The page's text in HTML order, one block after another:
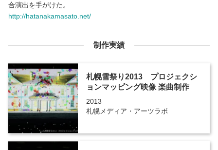
合演出を手がけた。
http://hatanakamasato.net/
制作実績
札幌雪祭り2013 プロジェクシ
ョンマッピング映像 楽曲制作
2013
札幌メディア・アーツラボ